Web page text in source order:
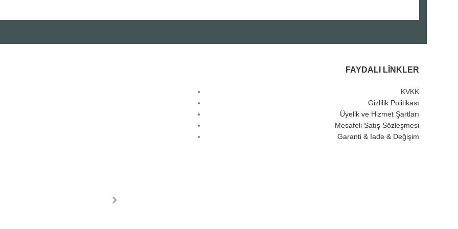
FAYDALI LINKLER
KVKK
Gizlilik Politikası
Üyelik ve Hizmet Şartları
Mesafeli Satış Sözleşmesi
Garanti & İade & Değişim